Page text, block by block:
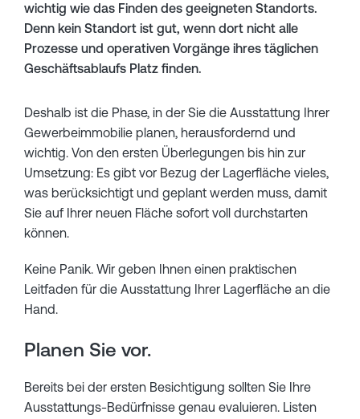
wichtig wie das Finden des geeigneten Standorts.
Denn kein Standort ist gut, wenn dort nicht alle
Prozesse und operativen Vorgänge ihres täglichen
Geschäftsablaufs Platz finden.
Deshalb ist die Phase, in der Sie die Ausstattung Ihrer
Gewerbeimmobilie planen, herausfordernd und
wichtig. Von den ersten Überlegungen bis hin zur
Umsetzung: Es gibt vor Bezug der Lagerfläche vieles,
was berücksichtigt und geplant werden muss, damit
Sie auf Ihrer neuen Fläche sofort voll durchstarten
können.
Keine Panik. Wir geben Ihnen einen praktischen
Leitfaden für die Ausstattung Ihrer Lagerfläche an die
Hand.
Planen Sie vor.
Bereits bei der ersten Besichtigung sollten Sie Ihre
Ausstattungs-Bedürfnisse genau evaluieren. Listen